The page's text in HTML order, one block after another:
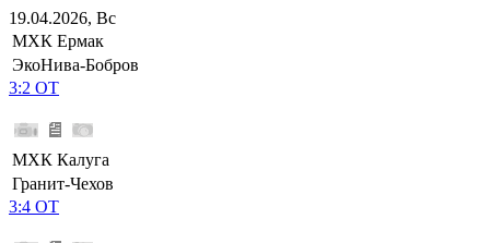
19.04.2026, Вс
МХК Ермак
ЭкоНива-Бобров
3:2 ОТ
МХК Калуга
Гранит-Чехов
3:4 ОТ